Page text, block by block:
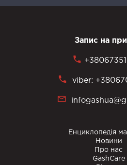
Запис на
viber:
Енциклопедія
Новини
Про нас
GashCare